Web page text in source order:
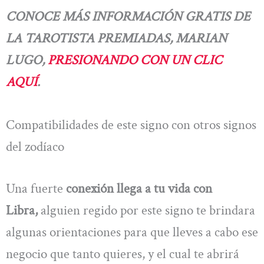
CONOCE MÁS INFORMACIÓN GRATIS DE
LA TAROTISTA PREMIADAS, MARIAN
LUGO,PRESIONANDO CON UN CLIC
AQUÍ.
Compatibilidades de este signo con otros signos
del zodíaco
Una fuerte conexión llega a tu vida con
Libra,alguien regido por este signo te brindara
algunas orientaciones para que lleves a cabo ese
negocio que tanto quieres, y el cual te abrirá